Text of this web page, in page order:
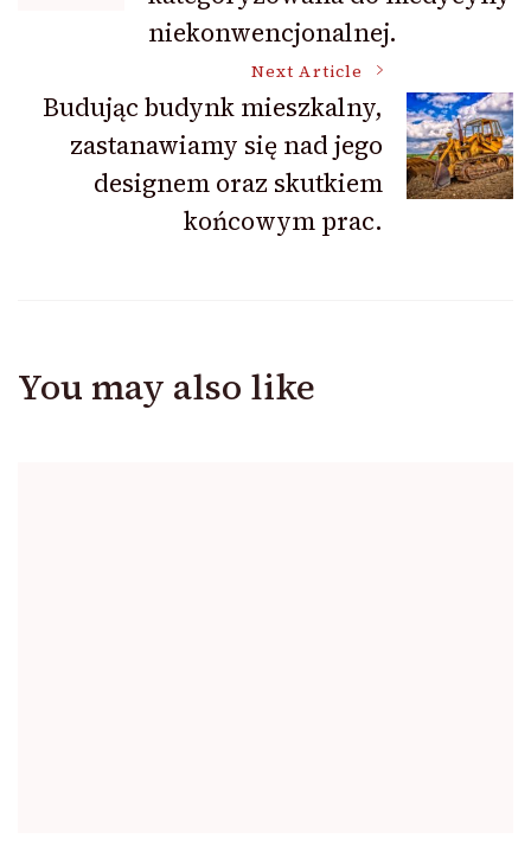
niekonwencjonalnej.
Next Article
Budując budynk mieszkalny,
zastanawiamy się nad jego
designem oraz skutkiem
końcowym prac.
You may also like